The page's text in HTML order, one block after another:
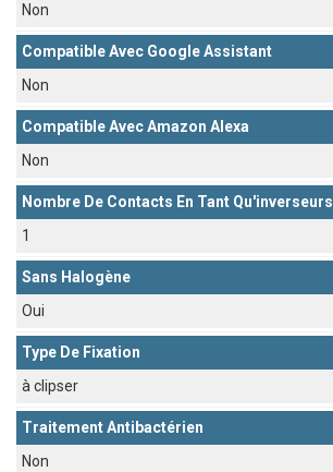
Non
Compatible Avec Google Assistant
Non
Compatible Avec Amazon Alexa
Non
Nombre De Contacts En Tant Qu'inverseurs
1
Sans Halogène
Oui
Type De Fixation
à clipser
Traitement Antibactérien
Non